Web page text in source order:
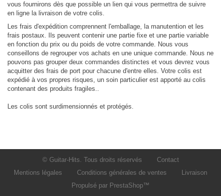
vous fournirons dès que possible un lien qui vous permettra de suivre
en ligne la livraison de votre colis.
Les frais d'expédition comprennent l'emballage, la manutention et les
frais postaux. Ils peuvent contenir une partie fixe et une partie variable
en fonction du prix ou du poids de votre commande. Nous vous
conseillons de regrouper vos achats en une unique commande. Nous ne
pouvons pas grouper deux commandes distinctes et vous devrez vous
acquitter des frais de port pour chacune d'entre elles. Votre colis est
expédié à vos propres risques, un soin particulier est apporté au colis
contenant des produits fragiles..
Les colis sont surdimensionnés et protégés.
© Guitar-Hits. Tous droits réservés
Contact
Mentions légales
Conditions générales de ventes
Livraison
Propulsé par PrestaShop™